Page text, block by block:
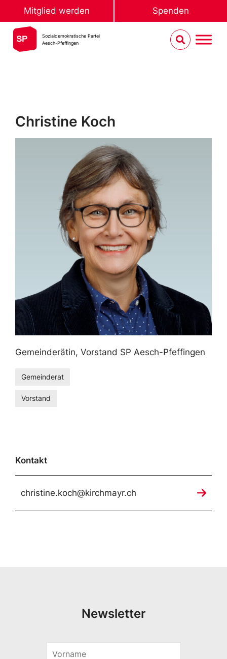
Mitglied werden Spenden
Sozialdemokratische Partei
Aesch-Pfeffingen
Christine Koch
Gemeinderätin, Vorstand SP Aesch-Pfeffingen
Gemeinderat
Vorstand
Kontakt
christine.koch@kirchmayr.ch
Newsletter